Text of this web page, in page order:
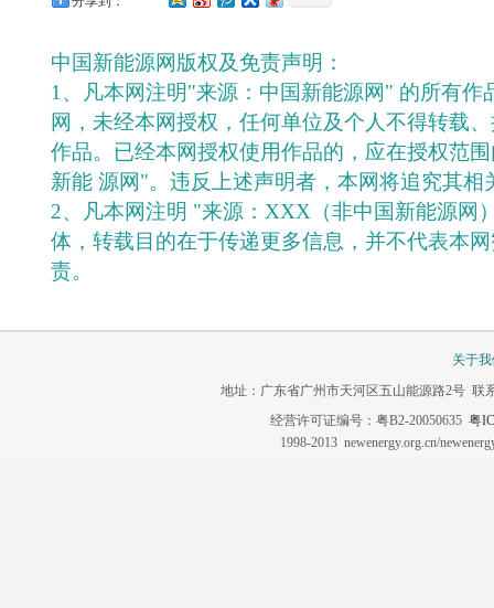
中国新能源网版权及免责声明：
1、凡本网注明"来源：中国新能源网" 的所有作
网，未经本网授权，任何单位及个人不得转载
作品。已经本网授权使用作品的，应在授权范
新能 源网"。违反上述声明者，本网将追究其相
2、凡本网注明 "来源：XXX（非中国新能源网
体，转载目的在于传递更多信息，并不代表本
责。
关于
地址：广东省广州市天河区五山能源路2号 联
经营许可证编号：粤B2-20050635 粤
1998-2013 newenergy.org.cn/